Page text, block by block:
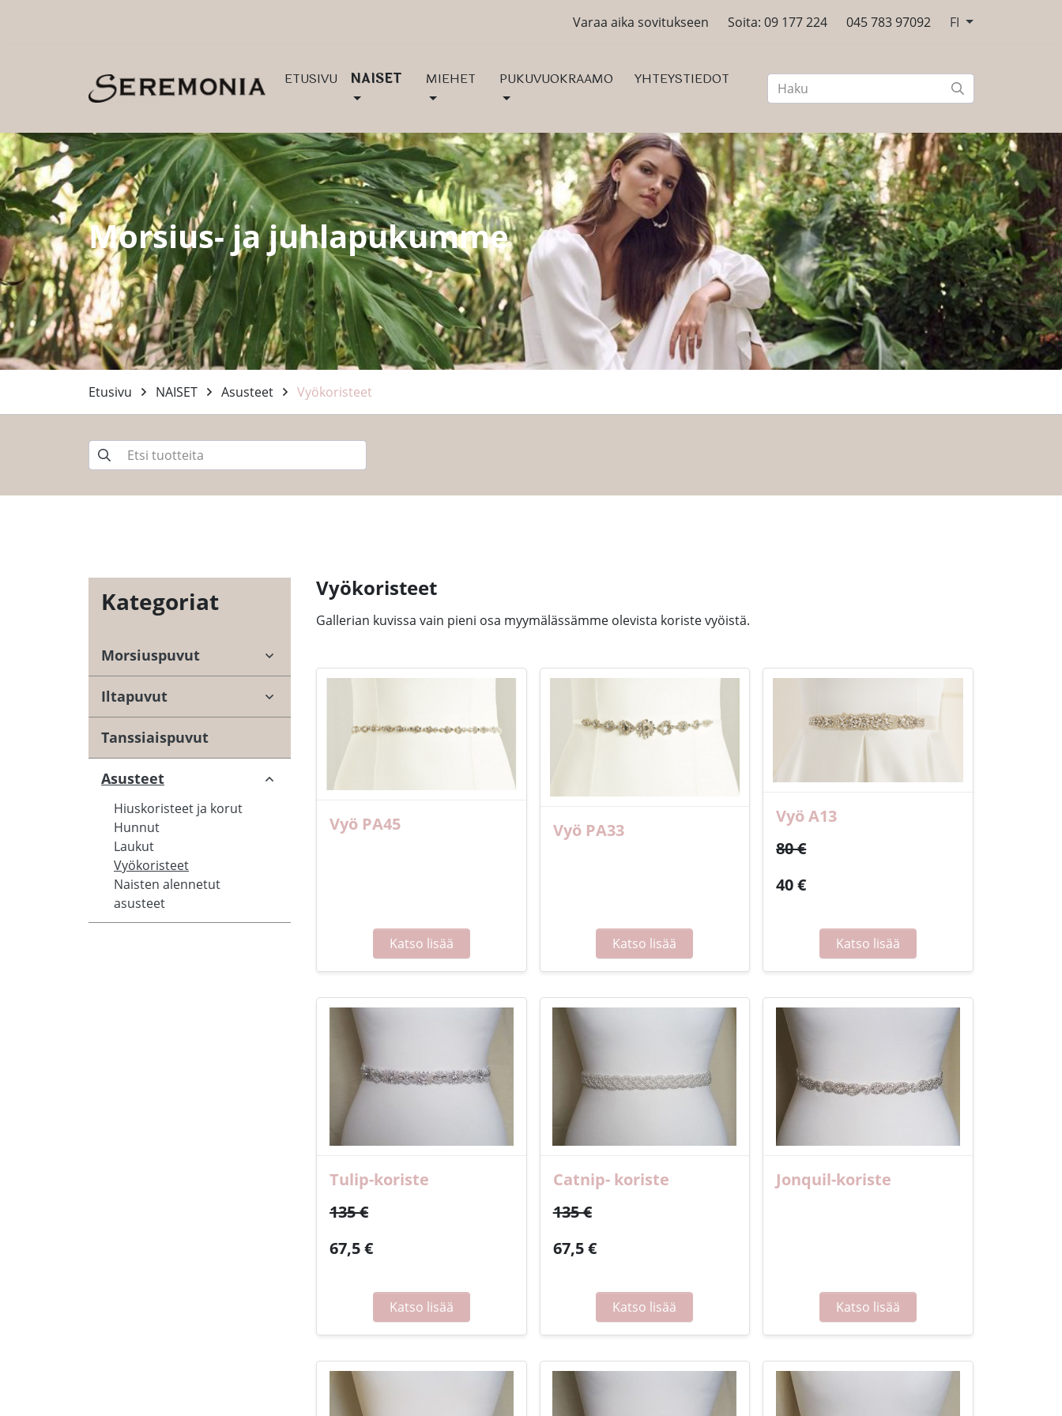
Varaa aika sovitukseen Soita: 09 177 224 045 783 97092 FI
ETUSIVU NAISET MIEHET PUKUVUOKRAAMO YHTEYSTIEDOT
Morsius- ja juhlapukumme
Etusivu NAISET Asusteet
Vyökoristeet
Kategoriat
Morsiuspuvut
Iltapuvut
Tanssiaispuvut
Asusteet
Hiuskoristeet ja korut
Hunnut
Laukut
Vyökoristeet
Naisten alennetut
asusteet
Vyökoristeet
Gallerian kuvissa vain pieni osa myymälässämme olevista koriste vyöistä.
Vyö PA45
Katso lisää
Vyö PA33
Katso lisää
Vyö A13
80 €
40 €
Katso lisää
Tulip-koriste
135 €
67,5 €
Katso lisää
Catnip- koriste
135 €
67,5 €
Katso lisää
Jonquil-koriste
Katso lisää